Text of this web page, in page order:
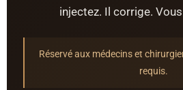
injectez. Il corrige.
Réservé aux médecins et
requis.